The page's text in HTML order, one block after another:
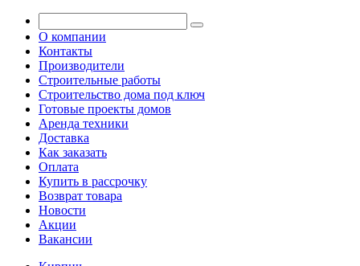
О компании
Контакты
Производители
Строительные работы
Строительство дома под ключ
Готовые проекты домов
Аренда техники
Доставка
Как заказать
Оплата
Купить в рассрочку
Возврат товара
Новости
Акции
Вакансии